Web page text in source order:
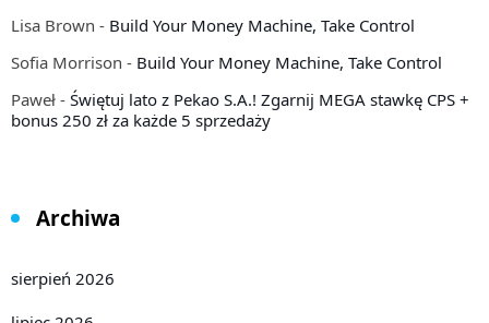
Lisa Brown - Build Your Money Machine, Take Control
Sofia Morrison - Build Your Money Machine, Take Control
Paweł - Świętuj lato z Pekao S.A.! Zgarnij MEGA stawkę CPS +
bonus 250 zł za każde 5 sprzedaży
Archiwa
sierpień 2026